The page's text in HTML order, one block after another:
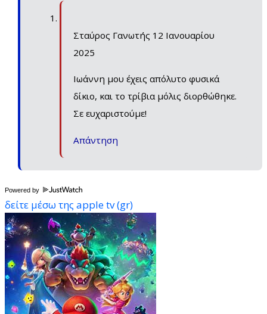
Σταύρος Γανωτής 12 Ιανουαρίου
2025
Ιωάννη μου έχεις απόλυτο φυσικά
δίκιο, και το τρίβια μόλις διορθώθηκε.
Σε ευχαριστούμε!
Απάντηση
Powered by
δείτε μέσω της apple tv (gr)